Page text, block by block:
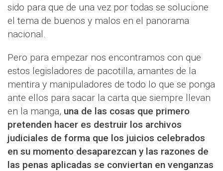
sido para que de una vez por todas se solucione
el tema de buenos y malos en el panorama
nacional.
Pero para empezar nos encontramos con que
estos legisladores de pacotilla, amantes de la
mentira y manipuladores de todo lo que se ponga
ante ellos para sacar la carta que siempre llevan
en la manga, una de las cosas que primero
pretenden hacer es destruir los archivos
judiciales de forma que los juicios celebrados
en su momento desaparezcan y las razones de
las penas aplicadas se conviertan en venganzas